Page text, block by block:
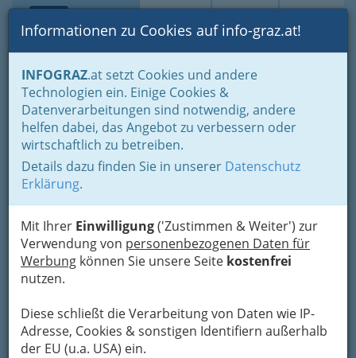
Suche Login Toggle
Informationen zu Cookies auf info-graz.at!
INFOGRAZ.at setzt Cookies und andere
Technologien ein. Einige Cookies &
Datenverarbeitungen sind notwendig, andere
helfen dabei, das Angebot zu verbessern oder
wirtschaftlich zu betreiben.
Details dazu finden Sie in unserer Datenschutz
Erklärung.
Mit Ihrer Einwilligung('Zustimmen & Weiter') zur
Verwendung von personenbezogenen Daten für
Werbung können Sie unsere Seite kostenfrei
nutzen.
Diese schließt die Verarbeitung von Daten wie IP-
Adresse, Cookies & sonstigen Identifiern außerhalb
der EU (u.a. USA) ein.
Home Gastronomie
Beisln, Bars, Pubs & Wein
Buschenschenken oder Buschenschänken
Buschenschenken nach Orten
Gamlitz
Gamlitz
Bezirksauswahl
Alle Bezirke
Arkadenhof Franz Josef Brolli
+43 3453 23 41
Karte & Routenplaner
Eintrag ändern